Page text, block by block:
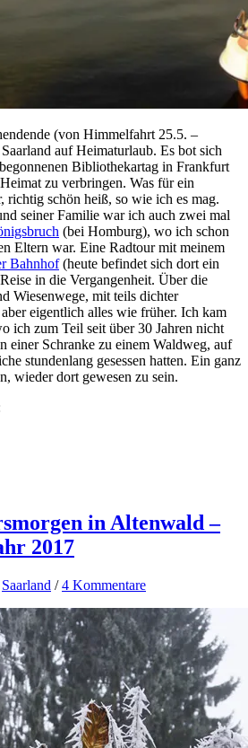
(von Himmelfahrt 25.5. –
auf Heimaturlaub. Es bot sich
Bibliothekartag in Frankfurt
zu verbringen. Was für ein
richtig schön heiß, so wie ich es mag.
seiner Familie war ich auch zwei mal
(bei Homburg), wo ich schon
Eltern war. Eine Radtour mit meinem
Bahnhof(heute befindet sich dort ein
in die Vergangenheit. Über die
Wiesenwege, mit teils dichter
eigentlich alles wie früher. Ich kam
ich zum Teil seit über 30 Jahren nicht
einer Schranke zu einem Waldweg, auf
stundenlang gesessen hatten. Ein ganz
wieder dort gewesen zu sein.
in Altenwald –
2017
Saarland /4 Kommentare